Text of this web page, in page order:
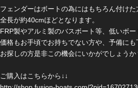
フェンダーはボートの為にはもちろん付けた
全長が約40cmほどとなります。
FRP製やアルミ製のバスボート等、低いボ
価格もお手頃でお持ちでない方や、予備に
お探しの方是非この機会にいかがでしょうか
ご購入はこちらから↓↓